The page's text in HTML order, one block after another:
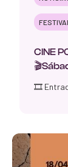
CINE
🎞️